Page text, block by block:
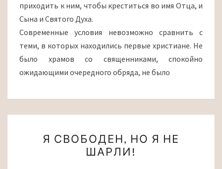
приходить к ним, чтобы креститься во имя Отца, и
Сына и Святого Духа.
Современные условия невозможно сравнить с
теми, в которых находились первые христиане. Не
было храмов со священниками, спокойно
ожидающими очередного обряда, не было
СВОБОДЕН,
НО
Я СВОБОДЕН, НО Я НЕ
ШАРЛИ!